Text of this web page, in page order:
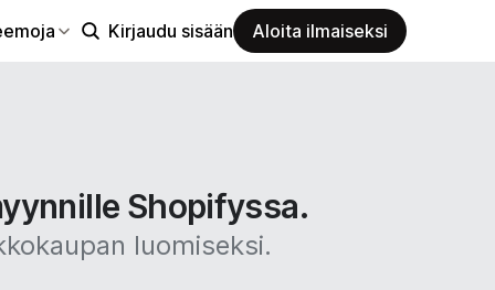
Kirjaudu sisään Aloita ilmaiseksi
Shopifyssa.
luomiseksi.